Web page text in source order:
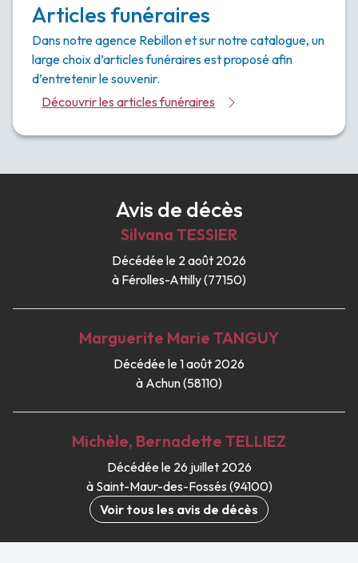
Articles funéraires
Dans notre agence Rebillon et sur notre catalogue, un
large choix d’articles funéraires est proposé afin
d’entretenir le souvenir.
Découvrir les articles funéraires
Avis de décès
Silvana TESSIER
Décédée le 2 août 2026
à Férolles-Attilly (77150)
Marguerite Marie TANGUY
Décédée le 1 août 2026
à Achun (58110)
Michèle, Bernadette TELLIEZ
Décédée le 26 juillet 2026
à Saint-Maur-des-Fossés (94100)
Voir tous les avis de décès